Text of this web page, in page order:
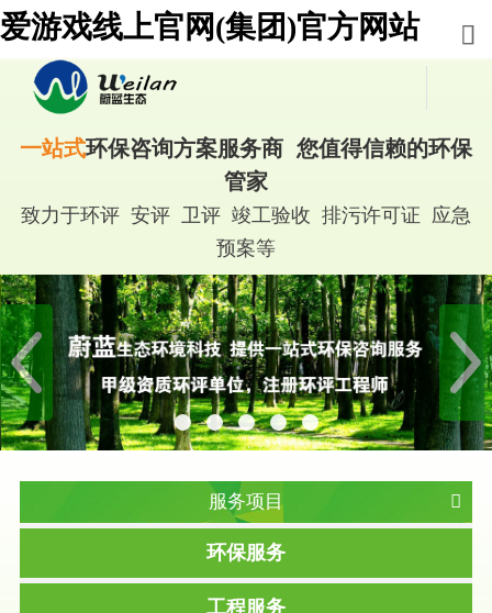
爱游戏线上官网(集团)官方网站
一站式环保咨询方案服务商 您值得信赖的环保
管家
致力于环评 安评 卫评 竣工验收 排污许可证 应急
预案等
服务项目
环保服务
工程服务